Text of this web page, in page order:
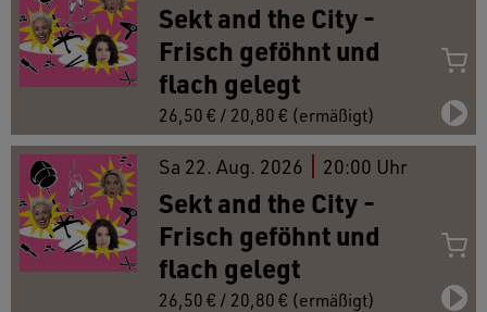
Sekt and the City -
Frisch geföhnt und
flach gelegt
26,50 € / 20,80 € (ermäßigt)
Sa 22. Aug. 2026 20:00 Uhr
Sekt and the City -
Frisch geföhnt und
flach gelegt
26,50 € / 20,80 € (ermäßigt)